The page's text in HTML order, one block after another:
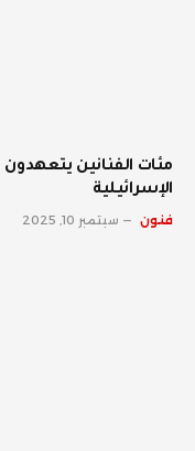
مئات الفنانين
الإسرائيلية
فنون سبتمبر 10, 2025